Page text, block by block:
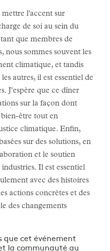
l'accent sur
de soi au sein du
que membres de
nous sommes souvent les
climatique, et tandis
autres, il est essentiel de
J'espère que ce dîner
sur la façon dont
être tout en
climatique. Enfin,
sur des solutions, en
et le soutien
Il est essentiel
avec des histoires
actions concrètes et des
des changements
que cet événement
la communauté au